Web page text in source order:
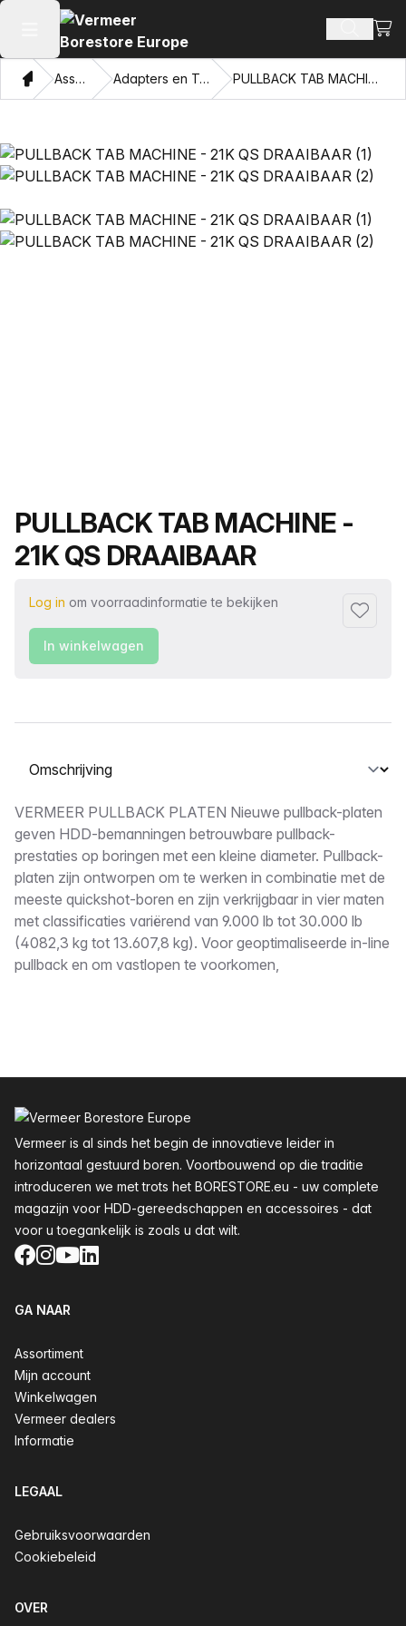
Hoofdmenu openen Zoek
Thuis Assortiment Adapters en Trekkende Ogen PULLBACK TAB MACHINE - 21K QS DRAAIBAAR
Productnaam
PULLBACK TAB MACHINE -
21K QS DRAAIBAAR
Log in om voorraadinformatie te bekijken
In winkelwagen
Selecteer een tabblad
Omschrijving
VERMEER PULLBACK PLATEN Nieuwe pullback-platen
geven HDD-bemanningen betrouwbare pullback-
prestaties op boringen met een kleine diameter. Pullback-
platen zijn ontworpen om te werken in combinatie met de
meeste quickshot-boren en zijn verkrijgbaar in vier maten
met classificaties variërend van 9.000 lb tot 30.000 lb
(4082,3 kg tot 13.607,8 kg). Voor geoptimaliseerde in-line
pullback en om vastlopen te voorkomen,
Vermeer is al sinds het begin de innovatieve leider in
horizontaal gestuurd boren. Voortbouwend op die traditie
introduceren we met trots het BORESTORE.eu - uw complete
magazijn voor HDD-gereedschappen en accessoires - dat
voor u toegankelijk is zoals u dat wilt.
Facebook
Instagram
YouTube
LinkedIn
GA NAAR
Assortiment
Mijn account
Winkelwagen
Vermeer dealers
Informatie
LEGAAL
Gebruiksvoorwaarden
Cookiebeleid
OVER